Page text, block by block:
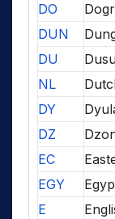
DO
DUN
DU
NL
DY
DZ
EC
EGY
E